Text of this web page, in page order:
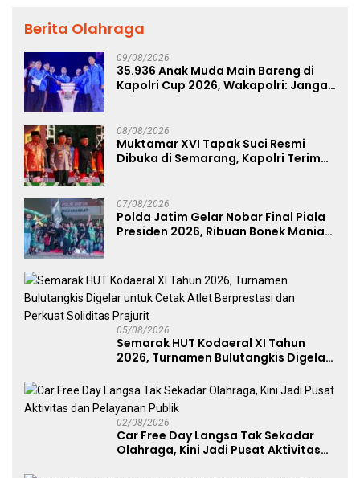
Berita Olahraga
09/08/2026
35.936 Anak Muda Main Bareng di
Kapolri Cup 2026, Wakapolri: Jangan
08/08/2026
Muktamar XVI Tapak Suci Resmi
Dibuka di Semarang, Kapolri Terima
07/08/2026
Polda Jatim Gelar Nobar Final Piala
Presiden 2026, Ribuan Bonek Mania
05/08/2026
Semarak HUT Kodaeral XI Tahun
2026, Turnamen Bulutangkis Digelar
Perkuat Soliditas Prajurit
02/08/2026
Car Free Day Langsa Tak Sekadar
Olahraga, Kini Jadi Pusat Aktivitas